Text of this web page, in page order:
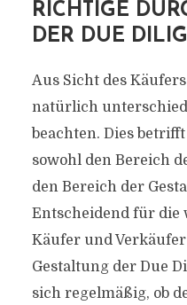
RICHTIGE
DER DUE
Aus Sicht des
natürlich
beachten. Dies
sowohl den Bereich
den Bereich der
Entscheidend für die
Käufer und
Gestaltung der Due
sich regelmäßig, ob